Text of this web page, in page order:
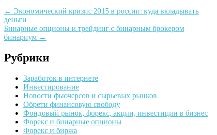
← Экономический кризис 2015 в россии: куда вкладывать
деньги
Бинарные опционы и трейдинг с бинарным брокером
бинариум →
Рубрики
Заработок в интернете
Инвестирование
Новости фьючерсов и сырьевых рынков
Обрети финансовую свободу
Фондовый рынок, форекс, акции, инвестиции в бизнес
Форекс и бинарные опционы
Форекс и биржа